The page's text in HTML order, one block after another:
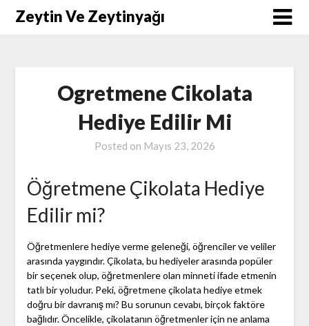
SkipZeytin Ve Zeytinyağı
Ogretmene Cikolata
Hediye Edilir Mi
Posted on Mayıs 23, 2026
Öğretmene Çikolata Hediye
Edilir mi?
Öğretmenlere hediye verme geleneği, öğrenciler ve veliler
arasında yaygındır. Çikolata, bu hediyeler arasında popüler
bir seçenek olup, öğretmenlere olan minneti ifade etmenin
tatlı bir yoludur. Peki, öğretmene çikolata hediye etmek
doğru bir davranış mı? Bu sorunun cevabı, birçok faktöre
bağlıdır. Öncelikle, çikolatanın öğretmenler için ne anlama